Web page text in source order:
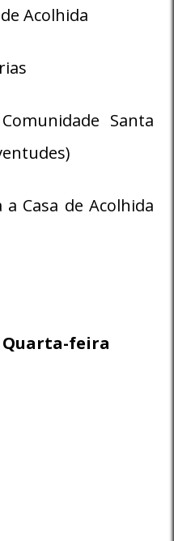
Acolhida
Santa
Casa de Acolhida
Quarta-feira